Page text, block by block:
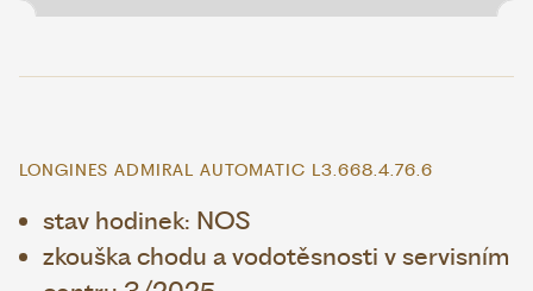
LONGINES ADMIRAL AUTOMATIC L3.668.4.76.6
stav hodinek: NOS
zkouška chodu a vodotěsnosti v servisním